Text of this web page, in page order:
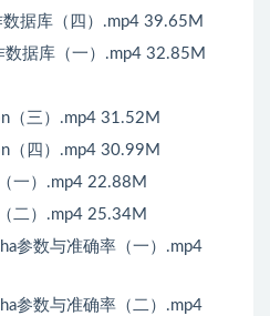
据库（四）.mp4 39.65M
据库（一）.mp4 32.85M
（三）.mp4 31.52M
（四）.mp4 30.99M
一）.mp4 22.88M
二）.mp4 25.34M
参数与准确率（一）.mp4
参数与准确率（二）.mp4